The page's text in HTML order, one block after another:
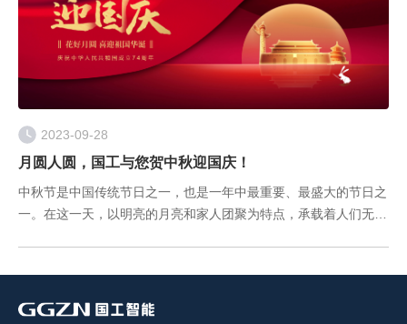
2023-09-28
月圆人圆，国工与您贺中秋迎国庆！
中秋节是中国传统节日之一，也是一年中最重要、最盛大的节日之
一。在这一天，以明亮的月亮和家人团聚为特点，承载着人们无尽